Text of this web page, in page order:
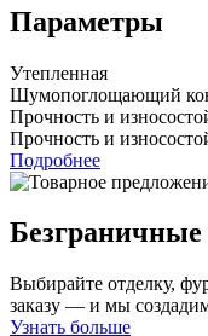
Параметры
Утепленная
Шумопоглощающий
Прочность и
Прочность и
Подробнее
Выбирайте отделку,
заказу — и мы
Узнать больше